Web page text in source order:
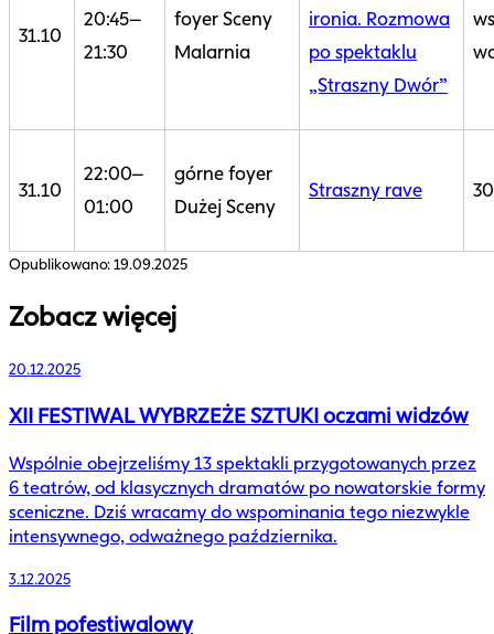
31.10
20:45–
21:30
foyer Sceny
Malarnia
ironia. Rozmowa
po spektaklu
„Straszny Dwór”
31.10
22:00–
01:00
górne foyer
Dużej Sceny
Straszny rave
Opublikowano:19.09.2025
Zobacz więcej
20.12.2025
XII FESTIWAL WYBRZEŻE SZTUKI oczami widzów
Wspólnie obejrzeliśmy 13 spektakli przygotowanych przez
6 teatrów, od klasycznych dramatów po nowatorskie formy
sceniczne. Dziś wracamy do wspominania tego niezwykle
intensywnego, odważnego października.
3.12.2025
Film pofestiwalowy